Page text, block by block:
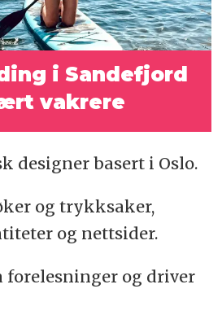
i Sandefjord
vakrere
designer basert i Oslo.
og trykksaker,
og nettsider.
forelesninger og driver